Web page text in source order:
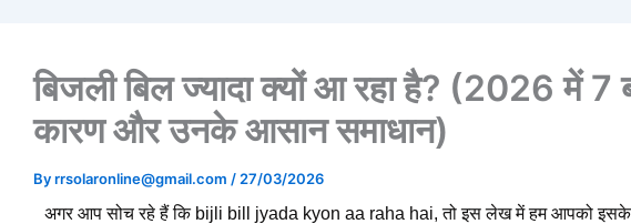
बिजली बिल ज्यादा क्यों आ रहा है? (2026 में 7
कारण और उनके आसान समाधान)
Byrrsolaronline@gmail.com / 27/03/2026
अगर आप सोच रहे हैं कि bijli bill jyada kyon aa raha hai, तो इस लेख में हम आपको